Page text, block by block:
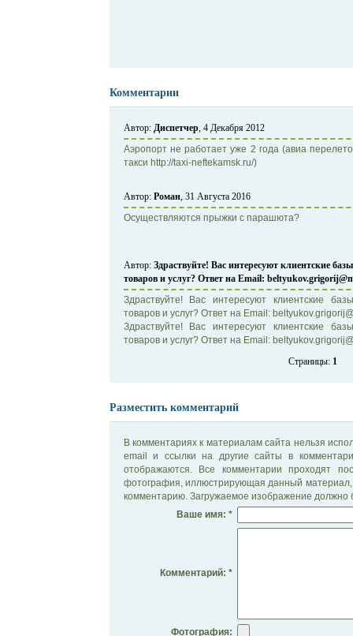
Комментарии
Автор: Диспетчер, 4 Декабря 2012
Аэропорт не работает уже 2 года (авиа
такси http://taxi-neftekamsk.ru/)
Автор: Роман, 31 Августа 2016
Осуществляются прыжки с парашюта?
Автор: Здраствуйте! Вас интересуют клиентские
товаров и услуг? Ответ на Email:
Здраствуйте! Вас интересуют клиентские
товаров и услуг? Ответ на Email:
Здраствуйте! Вас интересуют клиентские
товаров и услуг? Ответ на Email:
Страницы: 1
Разместить комментарий
В комментариях к материалам сайта нельзя
email и ссылки на другие сайты в
отображаются. Все комментарии проходят
фотография, иллюстрирующая данный материал,
комментарию. Загружаемое изображение должно
Ваше имя: *
Комментарий: *
Фотография: